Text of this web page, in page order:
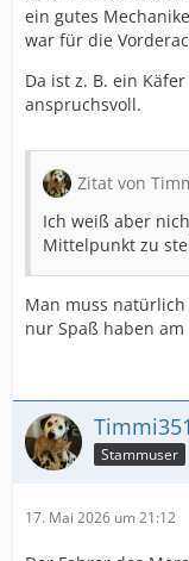
ein gutes
war für die
Da ist z. B. ein
anspruchsvoll.
Zitat von
Ich weiß aber
Mittelpunkt zu
Man muss
nur Spaß haben
Timmi351
Stammuser
17. Mai 2026 um 21:12